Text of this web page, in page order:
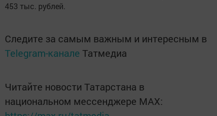
453 тыс. рублей.
Следите за самым важным и интересным в
Telegram-канале Татмедиа
Читайте новости Татарстана в
национальном мессенджере MАХ: